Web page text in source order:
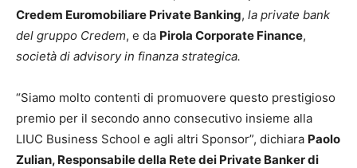
Credem Euromobiliare Private Banking, la private bank
del gruppo Credem, e da Pirola Corporate Finance,
società di advisory in finanza strategica.
“Siamo molto contenti di promuovere questo prestigioso
premio per il secondo anno consecutivo insieme alla
LIUC Business School e agli altri Sponsor”, dichiara Paolo
Zulian, Responsabile della Rete dei Private Banker di